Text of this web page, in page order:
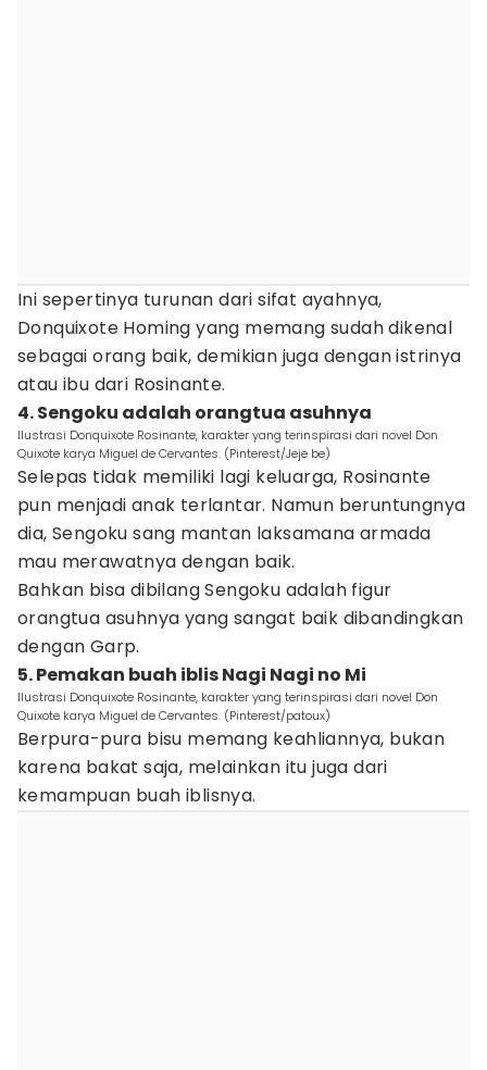
Ini sepertinya turunan dari sifat ayahnya,
Donquixote Homing yang memang sudah dikenal
sebagai orang baik, demikian juga dengan istrinya
atau ibu dari Rosinante.
4. Sengoku adalah orangtua asuhnya
Ilustrasi Donquixote Rosinante, karakter yang terinspirasi dari novel Don
Quixote karya Miguel de Cervantes. (Pinterest/Jeje be)
Selepas tidak memiliki lagi keluarga, Rosinante
pun menjadi anak terlantar. Namun beruntungnya
dia, Sengoku sang mantan laksamana armada
mau merawatnya dengan baik.
Bahkan bisa dibilang Sengoku adalah figur
orangtua asuhnya yang sangat baik dibandingkan
dengan Garp.
5. Pemakan buah iblis Nagi Nagi no Mi
Ilustrasi Donquixote Rosinante, karakter yang terinspirasi dari novel Don
Quixote karya Miguel de Cervantes. (Pinterest/patoux)
Berpura-pura bisu memang keahliannya, bukan
karena bakat saja, melainkan itu juga dari
kemampuan buah iblisnya.